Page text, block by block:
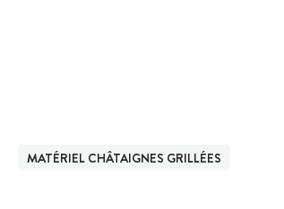
MATÉRIEL CHÂTAIGNES GRILLÉES